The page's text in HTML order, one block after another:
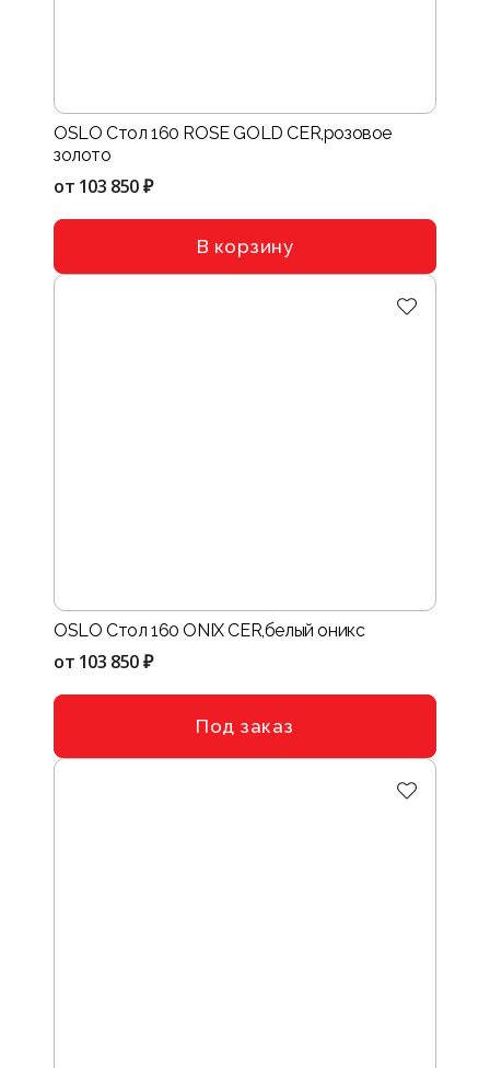
OSLO Стол 160 ROSE GOLD CER,розовое
золото
от 103 850 ₽
В корзину
OSLO Стол 160 ONIX CER,белый оникс
от 103 850 ₽
Под заказ